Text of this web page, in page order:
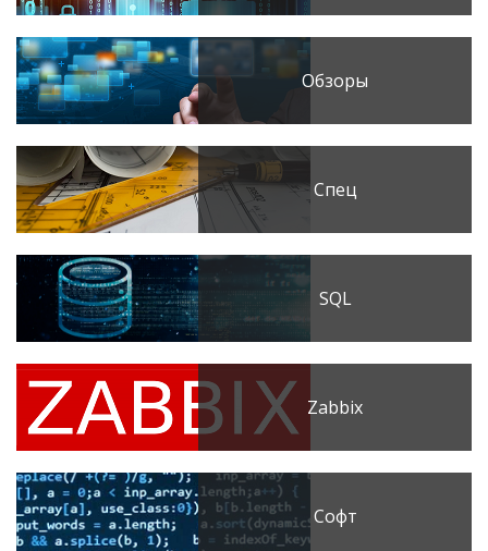
Обзоры
Спец
SQL
Zabbix
Софт